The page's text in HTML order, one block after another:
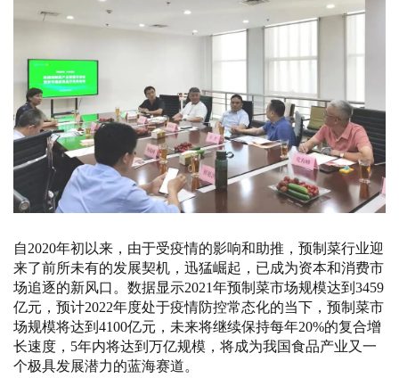
自2020年初以来，由于受疫情的影响和助推，预制菜行业迎
来了前所未有的发展契机，迅猛崛起，已成为资本和消费市
场追逐的新风口。数据显示2021年预制菜市场规模达到3459
亿元，预计2022年度处于疫情防控常态化的当下，预制菜市
场规模将达到4100亿元，未来将继续保持每年20%的复合增
长速度，5年内将达到万亿规模，将成为我国食品产业又一
个极具发展潜力的蓝海赛道。